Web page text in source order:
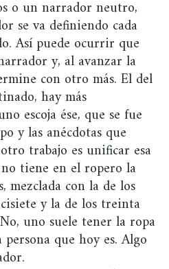
o un narrador neutro,
se va definiendo cada
Así puede ocurrir que
y, al avanzar la
con otro más. El del
hay más
escoja ése, que se fue
y las anécdotas que
trabajo es unificar esa
tiene en el ropero la
mezclada con la de los
y la de los treinta
uno suele tener la ropa
que hoy es. Algo